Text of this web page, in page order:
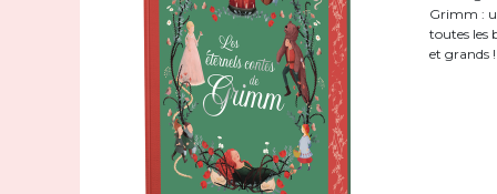
Grimm :
toutes les
et grands !